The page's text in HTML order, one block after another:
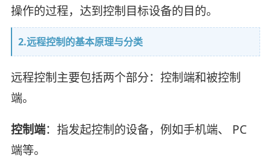
操作的过程，达到控制目标设备的目的。
2.远程控制的基本原理与分类
远程控制主要包括两个部分：控制端和被控制
端。
控制端：指发起控制的设备，例如手机端、 PC
端等。